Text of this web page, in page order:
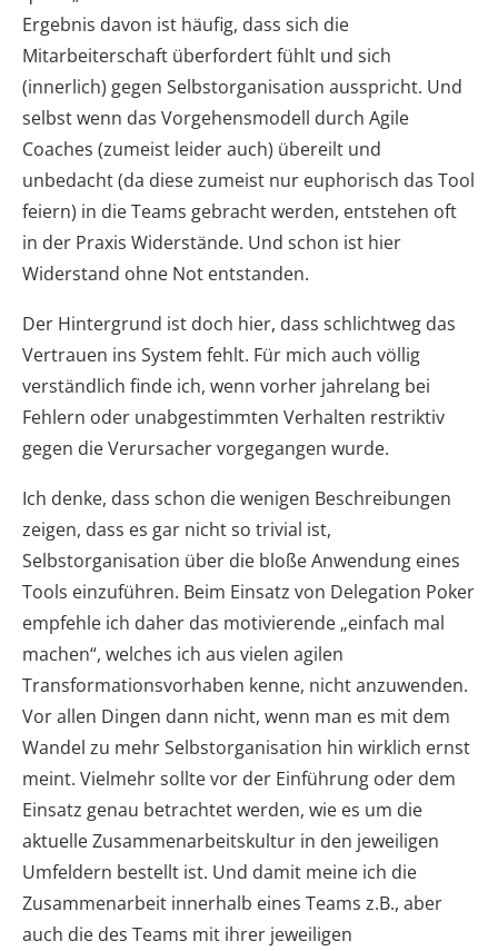
Ergebnis davon ist häufig, dass sich die
Mitarbeiterschaft überfordert fühlt und sich
(innerlich) gegen Selbstorganisation ausspricht. Und
selbst wenn das Vorgehensmodell durch Agile
Coaches (zumeist leider auch) übereilt und
unbedacht (da diese zumeist nur euphorisch das Tool
feiern) in die Teams gebracht werden, entstehen oft
in der Praxis Widerstände. Und schon ist hier
Widerstand ohne Not entstanden.
Der Hintergrund ist doch hier, dass schlichtweg das
Vertrauen ins System fehlt. Für mich auch völlig
verständlich finde ich, wenn vorher jahrelang bei
Fehlern oder unabgestimmten Verhalten restriktiv
gegen die Verursacher vorgegangen wurde.
Ich denke, dass schon die wenigen Beschreibungen
zeigen, dass es gar nicht so trivial ist,
Selbstorganisation über die bloße Anwendung eines
Tools einzuführen. Beim Einsatz von Delegation Poker
empfehle ich daher das motivierende „einfach mal
machen“, welches ich aus vielen agilen
Transformationsvorhaben kenne, nicht anzuwenden.
Vor allen Dingen dann nicht, wenn man es mit dem
Wandel zu mehr Selbstorganisation hin wirklich ernst
meint. Vielmehr sollte vor der Einführung oder dem
Einsatz genau betrachtet werden, wie es um die
aktuelle Zusammenarbeitskultur in den jeweiligen
Umfeldern bestellt ist. Und damit meine ich die
Zusammenarbeit innerhalb eines Teams z.B., aber
auch die des Teams mit ihrer jeweiligen